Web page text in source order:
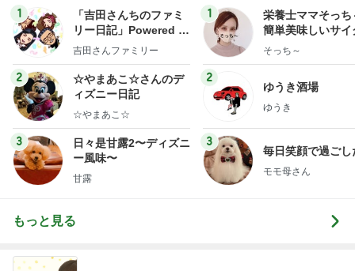
1
「吉田さんちのファミ
リー日記」Powered b
y Ameba 吉田さんファ
ログ
吉田さんファミリー
2
☆やまあこ☆さんのデ
ィズニー日記
☆やまあこ☆
3
日々是甘露2〜ディズニ
ー風味〜
甘露
1
栄養士ママそっち
簡単美味しいサイ
献立
そっち～
2
ゆうき酒場
ゆうき
3
毎日笑顔で過ごし
モモ母さん
もっと見る